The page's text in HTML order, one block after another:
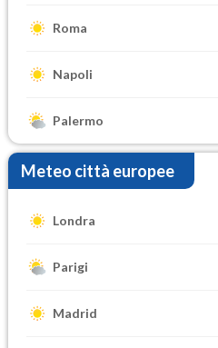
Roma
Napoli
Palermo
Meteo città europee
Londra
Parigi
Madrid